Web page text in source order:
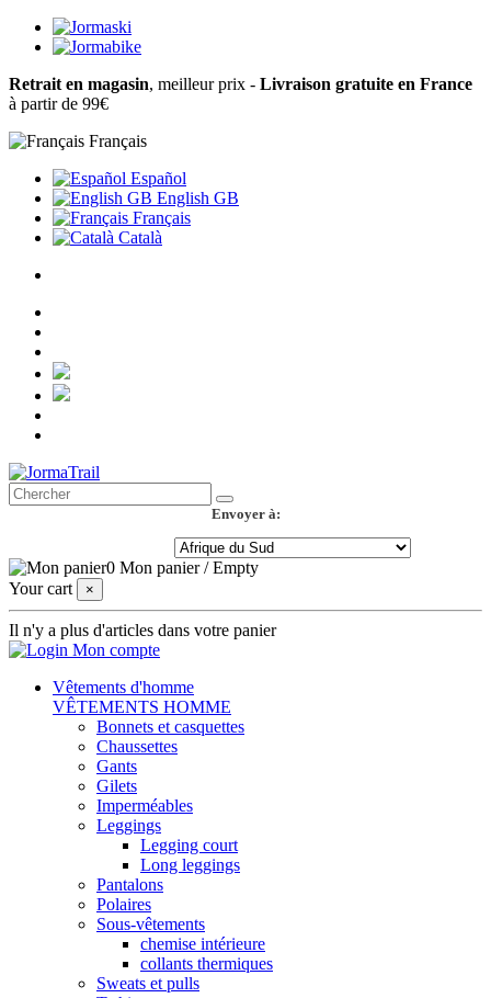
Retrait en magasin, meilleur prix - Livraison gratuite en France
à partir de 99€
Français
Español
English GB
Français
Català
Envoyer à:
0 Mon panier /Empty
Your cart
×
Il n'y a plus d'articles dans votre panier
Mon compte
Vêtements d'homme
VÊTEMENTS HOMME
Bonnets et casquettes
Chaussettes
Gants
Gilets
Imperméables
Leggings
Legging court
Long leggings
Pantalons
Polaires
Sous-vêtements
chemise intérieure
collants thermiques
Sweats et pulls